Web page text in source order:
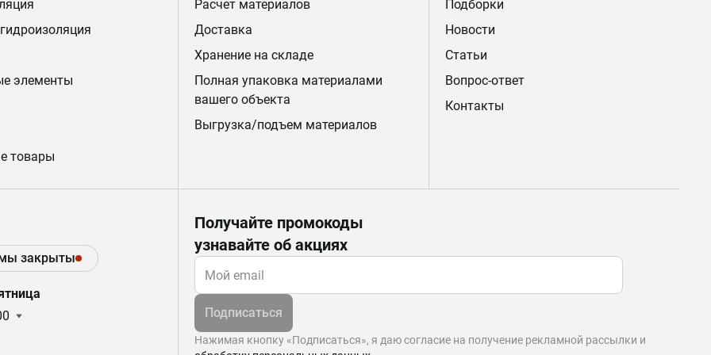
элементы
товары
Расчет материалов
Доставка
Хранение на складе
Полная упаковка материалами
вашего объекта
Выгрузка/подъем материалов
Подборки
Новости
Статьи
Вопрос-ответ
Контакты
закрыты
Получайте промокоды
узнавайте об акциях
Подписаться
Нажимая кнопку «Подписаться», я даю согласие на получение рекламной рассылки и